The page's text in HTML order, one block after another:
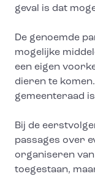
geval is dat
De genoemde
mogelijke
een eigen
dieren te
gemeenteraad
Bij de
passages over
organiseren
toegestaan,